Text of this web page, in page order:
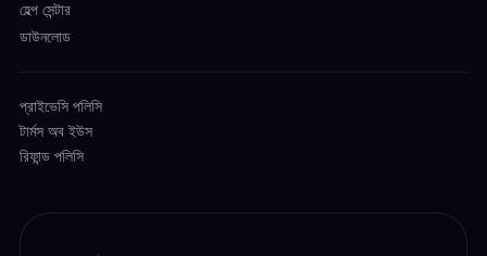
হেল্প সেন্টার
ডাউনলোড
প্রাইভেসি পলিসি
টার্মস অব ইউস
রিফান্ড পলিসি